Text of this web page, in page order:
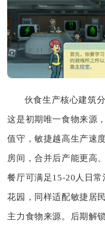
伙食生产核心建筑
这是初期唯一食物来源
值守，敏捷越高生产速
房间，合并后产能更高
餐厅可满足15-20人日
花园，同样适配敏捷居
主力食物来源。后期解